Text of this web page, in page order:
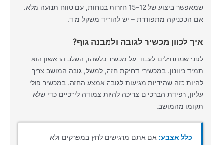
שמאפשר ביצוע של 12–15 חזרות בנוחות, עם טווח תנועה מלא.
אם הטכניקה מתפוררת – יש להוריד משקל מיד.
איך לכוון מכשיר לגובה ולמבנה גוף?
לפני שמתחילים לעבוד על מכשיר כלשהו, השלב הראשון הוא
תמיד כיוונון. במכשירי דחיקת חזה, למשל, גובה המושב צריך
להיות כזה שהידיות מגיעות לגובה אמצע החזה. במכשיר פולי
עליון, רפידת הברכיים צריכה להיות צמודה לירכיים כדי שלא
תקומו מהמושב.
כלל אצבע: אם אתם מרגישים לחץ במפרקים ולא